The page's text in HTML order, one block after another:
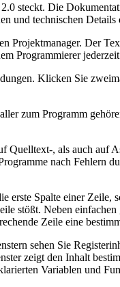
steckt. Die
und technischen Details
Der
Programmierer
Klicken Sie
zum Programm
Quelltext-, als auch
nach Fehlern
Spalte einer Zeile,
stößt. Neben
Zeile eine
sehen Sie
zeigt den Inhalt
Variablen und